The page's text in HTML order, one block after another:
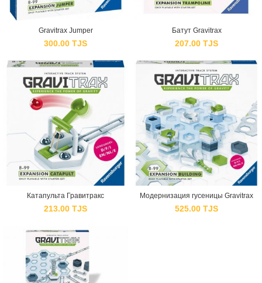
Gravitrax Jumper
300.00 TJS
Батут Gravitrax
207.00 TJS
Катапульта Гравитракс
213.00 TJS
Модернизация гусеницы Gravitrax
525.00 TJS